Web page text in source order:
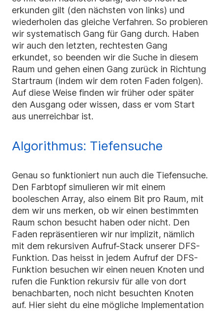
erkunden gilt (den nächsten von links) und
wiederholen das gleiche Verfahren. So probieren
wir systematisch Gang für Gang durch. Haben
wir auch den letzten, rechtesten Gang
erkundet, so beenden wir die Suche in diesem
Raum und gehen einen Gang zurück in Richtung
Startraum (indem wir dem roten Faden folgen).
Auf diese Weise finden wir früher oder später
den Ausgang oder wissen, dass er vom Start
aus unerreichbar ist.
Algorithmus: Tiefensuche
Genau so funktioniert nun auch die Tiefensuche.
Den Farbtopf simulieren wir mit einem
booleschen Array, also einem Bit pro Raum, mit
dem wir uns merken, ob wir einen bestimmten
Raum schon besucht haben oder nicht. Den
Faden repräsentieren wir nur implizit, nämlich
mit dem rekursiven Aufruf-Stack unserer DFS-
Funktion. Das heisst in jedem Aufruf der DFS-
Funktion besuchen wir einen neuen Knoten und
rufen die Funktion rekursiv für alle von dort
benachbarten, noch nicht besuchten Knoten
auf. Hier sieht du eine mögliche Implementation